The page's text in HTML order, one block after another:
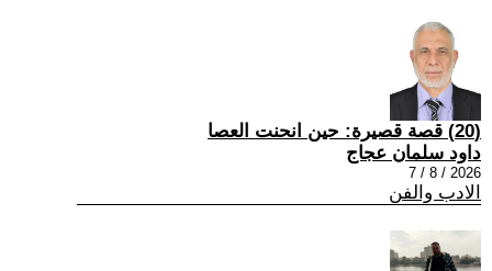
(20) قصة قصيرة: حين انحنت العصا
داود سلمان عجاج
2026 / 8 / 7
الادب والفن